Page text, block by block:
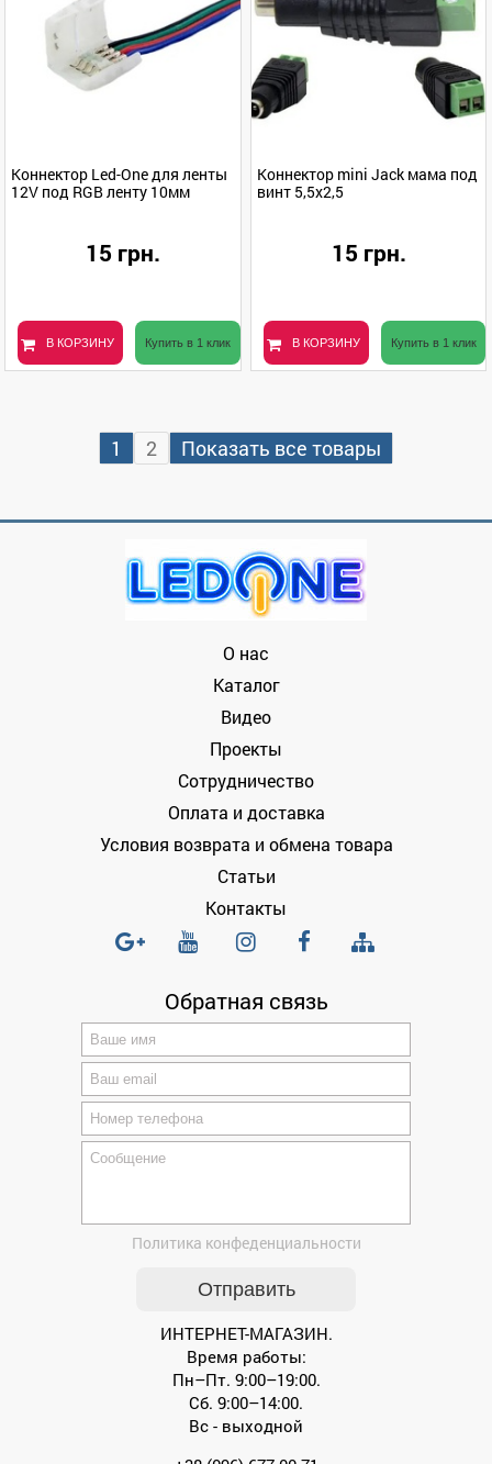
Коннектор Led-One для ленты
12V под RGB ленту 10мм
15 грн.
В КОРЗИНУ Купить в 1 клик
Коннектор mini Jack мама под
винт 5,5х2,5
15 грн.
В КОРЗИНУ Купить в 1 клик
1 2 Показать все товары
О нас
Каталог
Видео
Проекты
Сотрудничество
Оплата и доставка
Условия возврата и обмена товара
Статьи
Контакты
Обратная связь
Политика конфеденциальности
ИНТЕРНЕТ-МАГАЗИН.
Время работы:
Пн–Пт. 9:00–19:00.
Сб. 9:00–14:00.
Вс - выходной